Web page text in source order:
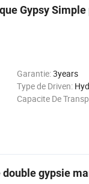
Gypsy
Garantie:3years
Type de Driven:
Capacite De
gypsie